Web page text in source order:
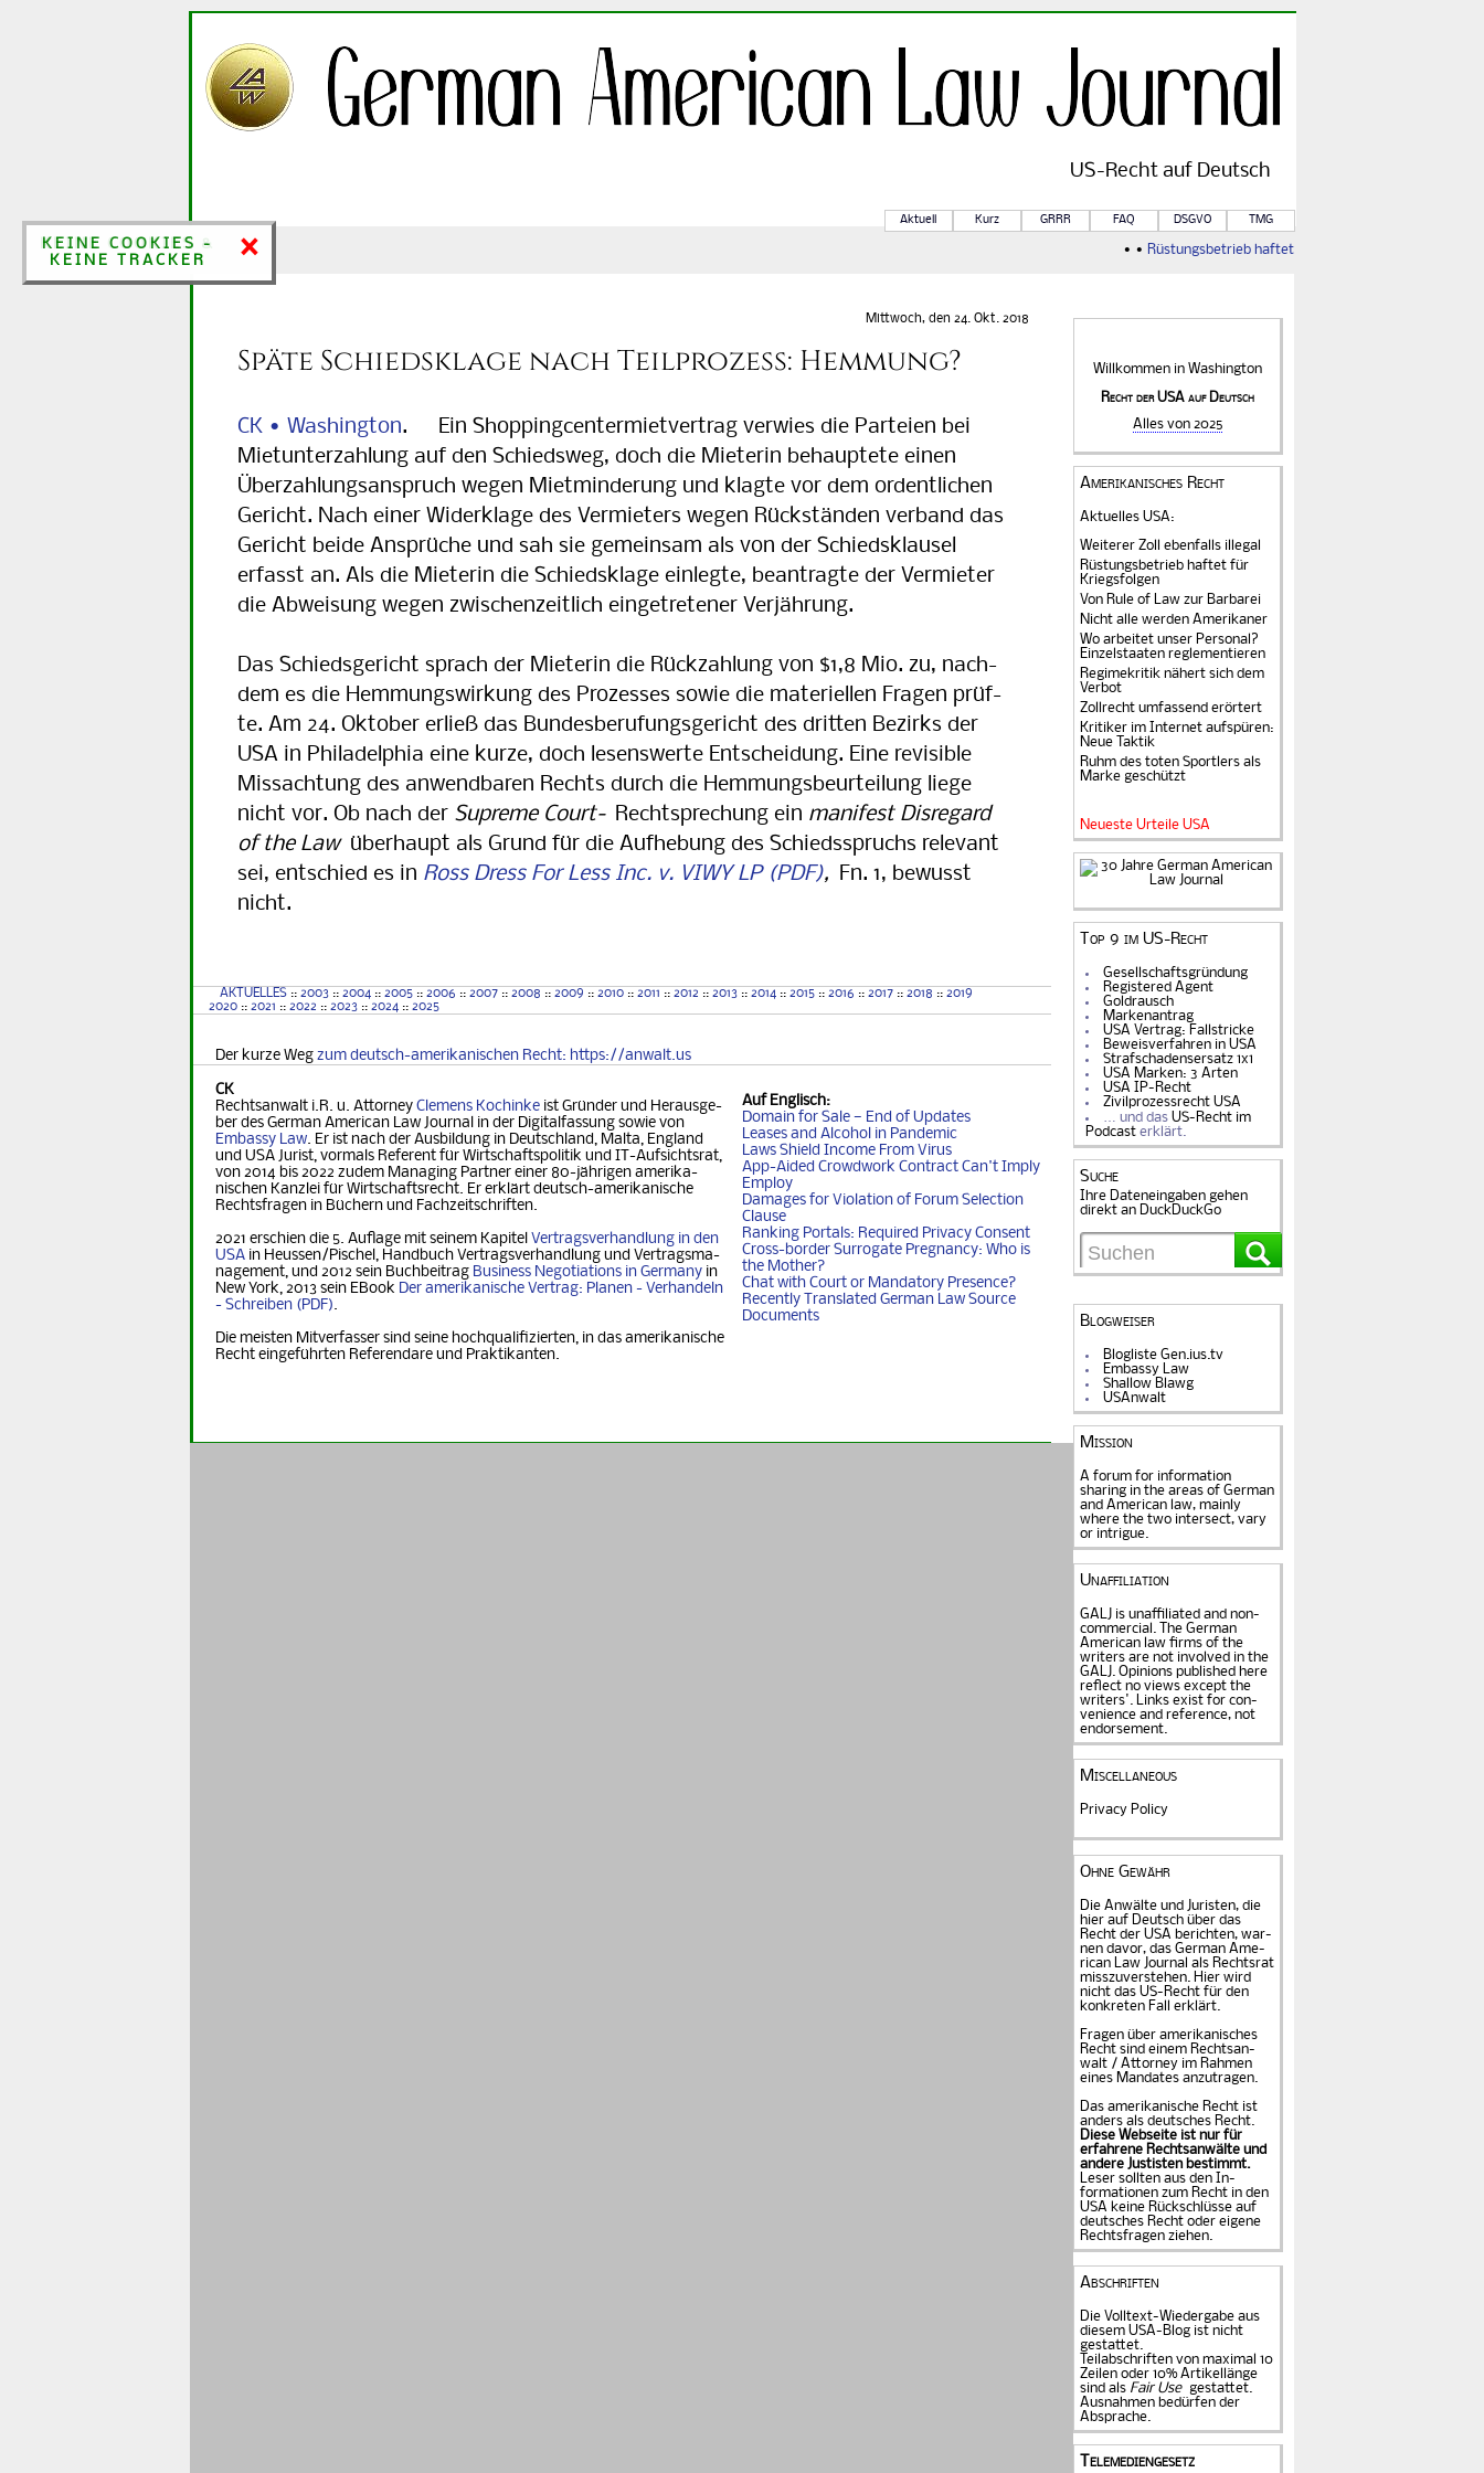
×
KEINE COOKIES &
KEINE TRACKER
US-Rechtauf Deutsch
Aktuell Kurz GRRR FAQ DSGVO TMG
• • Rüstungsbetrieb haftet für Kriegsfolgen
Mittwoch, den 24. Okt. 2018
Späte Schiedsklage nach Teilprozess: Hemmung?
CK • Washington. Ein Shoppingcentermietvertrag verwies die Parteien bei
Miet­un­ter­zahlung auf den Schiedsweg, doch die Mieterin behauptete einen
Über­zah­lungs­anspruch wegen Mietminderung und klagte vor dem or­dent­li­chen
Ge­richt. Nach einer Widerklage des Vermieters wegen Rückständen ver­band das
Gericht beide Ansprüche und sah sie gemeinsam als von der Schieds­klau­sel
erfasst an. Als die Mieterin die Schiedsklage einlegte, beantragte der Vermieter
die Abweisung wegen zwischenzeitlich eingetretener Verjährung.
Das Schiedsgericht sprach der Mieterin die Rückzahlung von $1,8 Mio. zu, nach­
dem es die Hemmungswirkung des Prozesses sowie die materiellen Fra­gen prüf­
te. Am 24. Oktober erließ das Bundesberufungsgericht des dritten Be­zirks der
USA in Philadelphia eine kurze, doch lesenswerte Entscheidung. Eine re­visible
Missachtung des anwendbaren Rechts durch die Hemmungs­be­ur­tei­lung liege
nicht vor. Ob nach der Supreme Court- Recht­spre­chung ein mani­fest Disregard
of the Law überhaupt als Grund für die Auf­he­bung des Schieds­spruchs relevant
sei, entschied es in Ross Dress For Less Inc. v. VIWY LP , Fn. 1, bewusst
nicht.
AKTUELLES :: 2003 :: 2004 :: 2005 :: 2006 :: 2007 :: 2008 :: 2009 :: 2010 :: 2011 :: 2012 :: 2013 :: 2014 :: 2015 :: 2016 :: 2017 :: 2018 :: 2019
2020 :: 2021 :: 2022 :: 2023 :: 2024 :: 2025
Der kurze Weg zum deutsch-amerikanischen Recht: https://anwalt.us
Auf Englisch:
Domain for Sale — End of Updates
Leases and Alcohol in Pandemic
Laws Shield Income From Virus
App-Aided Crowdwork Contract Can't Imply
Employ
Damages for Violation of Forum Selection
Clause
Ranking Portals: Required Privacy Consent
Cross-border Surrogate Pregnancy: Who is
the Mother?
Chat with Court or Mandatory Presence?
Recently Translated German Law Source
Documents
CK
Rechtsanwalt i.R. u. Attorney Clemens Kochinke ist Gründer und Her­aus­ge­
ber des German Ame­ri­can Law Journal in der Digitalfassung so­wie von
Embassy Law. Er ist nach der Ausbildung in Deutschland, Mal­ta, Eng­land
und USA Jurist, vormals Referent für Wirt­schafts­politik und IT-Auf­sichtsrat,
von 2014 bis 2022 zudem Managing Part­ner einer 80-jäh­ri­gen ame­ri­ka­
nischen Kanzlei für Wirtschaftsrecht. Er erklärt deutsch-ame­ri­ka­ni­sche
Rechts­fra­gen in Büchern und Fachzeitschriften.
2021 erschien die 5. Auflage mit seinem Kapitel Vertragsverhandlung in den
USA in Heus­sen/Pischel, Handbuch Vertragsverhandlung und Ver­trags­ma­
na­ge­ment, und 2012 sein Buchbeitrag Business Nego­ti­ati­ons in Ger­ma­ny in
New York, 2013 sein EBook Der ame­ri­ka­ni­sche Vertrag: Planen - Ver­han­deln
- Schreiben
.
Die meisten Mitverfasser sind seine hochqualifizierten, in das amerikanische
Recht eingeführten Referendare und Praktikanten.
Willkommen in Washington
Recht der USA auf Deutsch
Alles von 2025
Amerikanisches Recht
Aktuelles USA:
Weiterer Zoll ebenfalls illegal
Rüstungsbetrieb haftet für
Kriegsfolgen
Von Rule of Law zur Barbarei
Nicht alle werden Amerikaner
Wo arbeitet unser Personal?
Einzelstaaten reglementieren
Regimekritik nähert sich dem
Verbot
Zollrecht umfassend erörtert
Kritiker im Internet aufspüren:
Neue Taktik
Ruhm des toten Sportlers als
Marke geschützt
Neueste Urteile USA
Top 9 im US-Recht
Gesellschaftsgründung
Registered Agent
Goldrausch
Markenantrag
USA Vertrag: Fallstricke
Beweisverfahren in USA
Strafschadensersatz 1x1
USA Marken: 3 Arten
USA IP-Recht
Zivilprozessrecht USA
… und dasUS-Recht im
Podcast erklärt.
Suche
Ihre Dateneingaben gehen
direkt an DuckDuckGo
Blogweiser
Blogliste Gen.ius.tv
Embassy Law
Shallow Blawg
USAnwalt
Mission
A forum for information
sharing in the areas of German
and American law, mainly
where the two intersect, vary
or intrigue.
Unaffiliation
GALJ is unaffiliated and non-
commercial. The Ger­man
American law firms of the
writers are not in­volved in the
GALJ. Opi­nions published here
reflect no views except the
writers'. Links exist for con­
venience and refe­rence, not
endorse­ment.
Miscellaneous
Privacy Policy
Ohne Gewähr
Die Anwälte und Juristen, die
hier auf Deutsch über das
Recht der USA be­rich­ten, war­
nen davor, das German Ame­
rican Law Journal als Rechts­rat
miss­zu­verstehen. Hier wird
nicht das US-Recht für den
konkreten Fall er­klärt.
Fragen über amerika­ni­sches
Recht sind einem Rechts­an­
walt / Attorney im Rahmen
eines Mandates an­zu­tragen.
Das amerikanische Recht ist
anders als deutsches Recht.
Diese Webseite ist nur für
erfahrene Rechtsanwälte und
andere Justisten be­stimmt.
Leser sollten aus den In­
formationen zum Recht in den
USA keine Rückschlüsse auf
deutsches Recht oder eigene
Rechtsfragen ziehen.
Abschriften
Die Volltext-Wiedergabe aus
diesem USA-Blog ist nicht
gestattet.
Teilabschriften von maximal 10
Zeilen oder 10% Artikellänge
sind als Fair Use
gestattet.
Ausnahmen bedürfen der
Absprache.
Telemediengesetz
×
KEINE COOKIES -
KEINE TRACKER